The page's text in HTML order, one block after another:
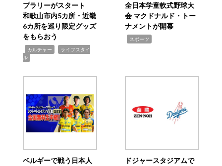
プラリーがスタート
和歌山市内5カ所・近畿
6カ所を巡り限定グッズ
をもらおう
カルチャー
ライフスタイ
ル
全日本学童軟式野球大
会 マクドナルド・トー
ナメントが開幕
スポーツ
ベルギーで戦う日本人
ドジャースタジアムで